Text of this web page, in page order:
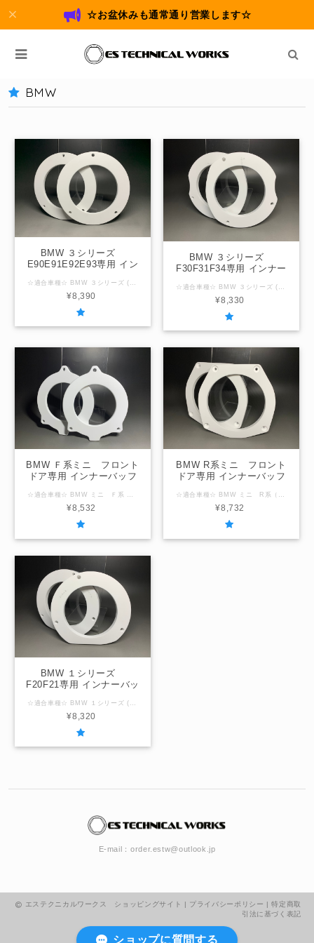
☆お盆休みも通常通り営業します☆
BMW
BMW ３シリーズ
E90E91E92E93専用 イン
¥8,390
BMW ３シリーズ
F30F31F34専用 インナー
¥8,330
BMW Ｆ系ミニ フロント
ドア専用 インナーバッフ
☆適合車種☆ BMW ミニ Ｆ系 開発コード：F56（３ドア）、F57（コンバーチブル） ☆内径サイズ/厚み☆ 社外スピーカー用79ｍｍ / 厚み6ｍｍ ☆取付場所☆ フロントドア用 ☆注意事項☆ ＠内径サイズ変更可能範囲＠ ご相談ください 「在庫なし」の表示の場合は製作させていただきますのでお問合せください。
¥8,532
BMW R系ミニ フロント
ドア専用 インナーバッフ
☆適合車種☆ BMW ミニ R系（R60、R61は取付不可） ☆内径サイズ/厚み☆ 国産社外16ｃｍスピーカー用127ｍｍ / 厚み10ｍｍ 国産社外17ｃｍスピーカー用140ｍｍ / 厚み10ｍｍ ☆取付場所☆ フロントドア用 ☆注意事項☆ ２００６年以前の車両は穴位置が異なり16ｃｍのみの取り扱いとなります。 ＠内径サイズ変更可能範囲＠ 140ｍｍ以下 「在庫なし」の表示の場合は製作させていただきますのでお問合せください。
¥8,732
BMW １シリーズ
F20F21専用 インナーバッ
☆適合車種☆ BMW １シリーズ (開発コード：F20,F21) ☆内径サイズ/厚み☆ 国産社外10ｃｍスピーカー用95ｍｍ / 厚み10ｍｍ ☆取付場所☆ フロントドア用 ☆注意事項☆ このバッフルには左右がございますので取付時にご注意ください。 ＠内径サイズ変更可能範囲＠ 103ｍｍ以下 「在庫なし」の表示の場合は製作させていただきますのでお問合せください。
¥8,320
E-mail：order.estw@outlook.jp
エステクニカルワークス ショッピングサイト | プライバシーポリシー |特定商取
引法に基づく表記
ショップに質問する